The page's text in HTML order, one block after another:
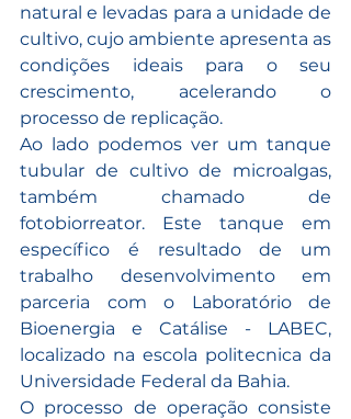
natural e levadas para a unidade de
cultivo, cujo ambiente apresenta as
condições ideais para o seu
crescimento, acelerando o
processo de replicação.
Ao lado podemos ver um tanque
tubular de cultivo de microalgas,
também chamado de
fotobiorreator. Este tanque em
específico é resultado de um
trabalho desenvolvimento em
parceria com o Laboratório de
Bioenergia e Catálise - LABEC,
localizado na escola politecnica da
Universidade Federal da Bahia.
O processo de operação consiste